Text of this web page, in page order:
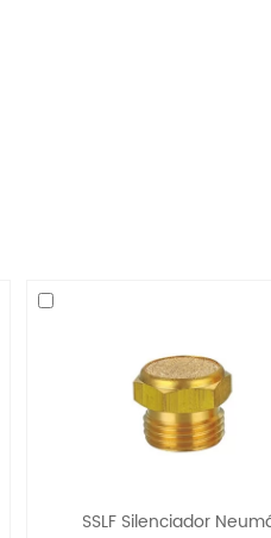
SSLF Silenciador